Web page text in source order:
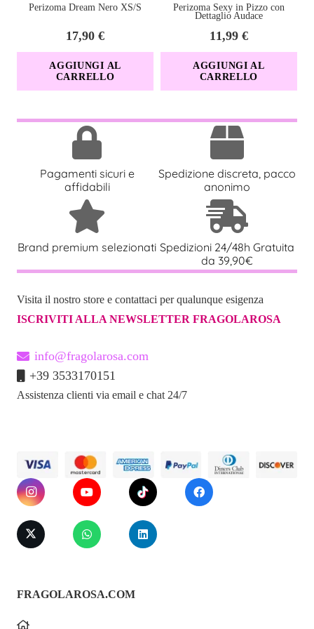
Caratteristiche principali
Caratteristica
Materiale
Vetro borosilicato + fruste in vera
Fustigatore fetish con manico
utilizzabile come dildo
Texture
Manico con vortici strutturati per
stimolazione aggiuntiva
Temperatura
Termo-reattivo: può essere riscaldato o
Pulizia
acqua calda (evitare acqua sulle fruste)
Livello di
gioco
Adatto sia a principianti che a esperti
del BDSM
unico strumento
Perizoma Dream Nero XS/S
17,90€
AGGIUNGI AL
CARRELLO
Perizoma Sexy in Pizzo con
Dettaglio Audace
11,99 €
AGGIUNGI AL
CARRELLO
Pagamenti sicuri e
affidabili
Spedizione discreta, pacco
anonimo
Brand premium selezionati Spedizioni 24/48h Gratuita
da 39,90€
Visita il nostro store e contattaci per qualunque esigenza
ISCRIVITI ALLA NEWSLETTER FRAGOLAROSA
info@fragolarosa.com
+39 3533170151
Assistenza clienti via email e chat 24/7
FRAGOLAROSA.COM